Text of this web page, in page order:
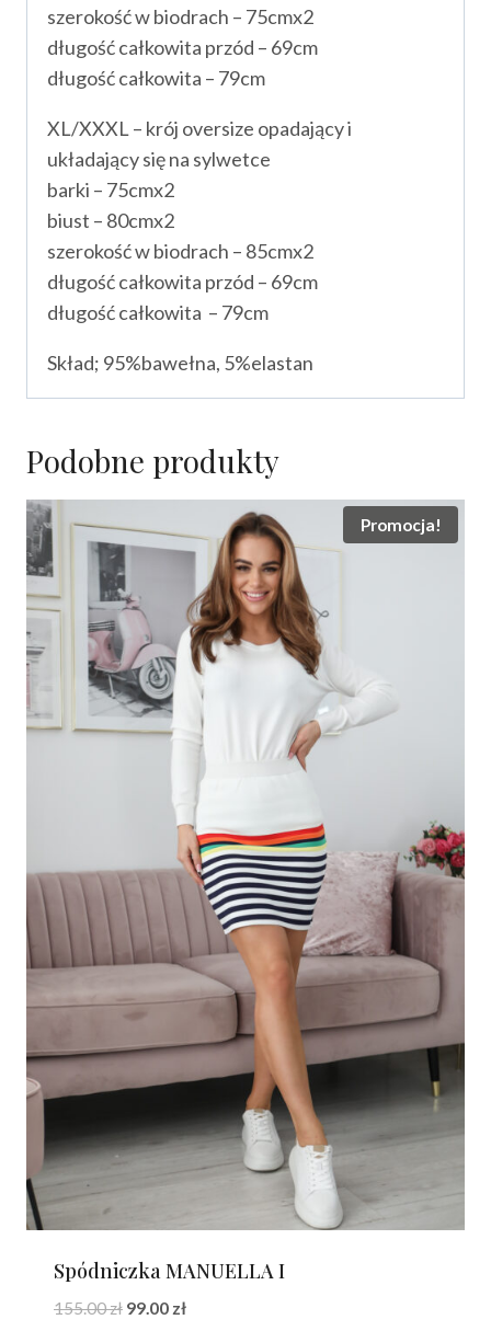
szerokość w biodrach – 75cmx2
długość całkowita przód – 69cm
długość całkowita – 79cm
XL/XXXL – krój oversize opadający i
układający się na sylwetce
barki – 75cmx2
biust – 80cmx2
szerokość w biodrach – 85cmx2
długość całkowita przód – 69cm
długość całkowita – 79cm
Skład; 95%bawełna, 5%elastan
Podobne produkty
Promocja!
Spódniczka MANUELLA I
155.00zł Pierwotna
99.00 złAktualna